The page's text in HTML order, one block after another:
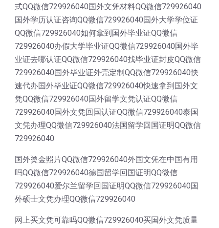
式QQ微信729926040国外文凭材料QQ微信729926040
国外学历认证咨询QQ微信729926040国外大学学位证
QQ微信729926040如何拿到国外毕业证QQ微信
729926040办假大学毕业证QQ微信729926040国外毕
业证去哪认证QQ微信729926040找毕业证封皮QQ微信
729926040国外毕业证外壳定制QQ微信729926040快
速代办国外毕业证QQ微信729926040快速拿到国外文
凭QQ微信729926040国外留学文凭认证QQ微信
729926040国外文凭回国认证QQ微信729926040泰国
文凭办理QQ微信729926040法国留学回国证明QQ微信
729926040
国外烫金照片QQ微信729926040外国文凭在中国有用
吗QQ微信729926040德国留学回国证明QQ微信
729926040爱尔兰留学回国证明QQ微信729926040国
外硕士文凭办理QQ微信729926040
网上买文凭可靠吗QQ微信729926040买国外文凭质量